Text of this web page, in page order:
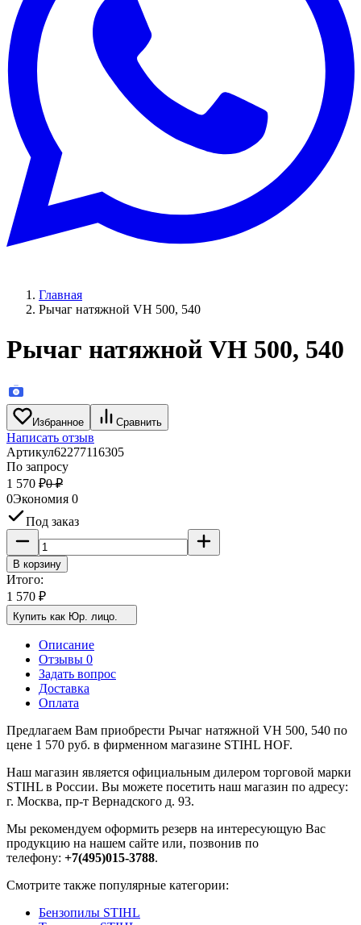
Главная
Рычаг натяжной VH 500, 540
Рычаг натяжной VH 500, 540
Избранное Сравнить
Написать отзыв
Артикул62277116305
По запросу
1 570 ₽0 ₽
0Экономия 0
Под заказ
В корзину
Итого:
1 570 ₽
Купить как Юр. лицо.
Описание
Отзывы 0
Задать вопрос
Доставка
Оплата
Предлагаем Вам приобрести Рычаг натяжной VH 500, 540 по
цене 1 570 руб. в фирменном магазине STIHL HOF.
Наш магазин является официальным дилером торговой марки
STIHL в России. Вы можете посетить наш магазин по адресу:
г. Москва, пр-т Вернадского д. 93.
Мы рекомендуем оформить резерв на интересующую Вас
продукцию на нашем сайте или, позвонив по
телефону: +7(495)015-3788.
Смотрите также популярные категории:
Бензопилы STIHL